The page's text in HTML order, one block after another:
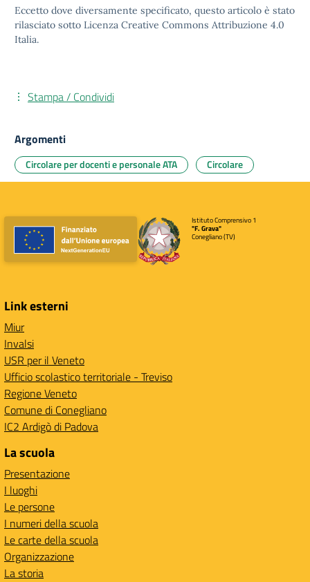
Eccetto dove diversamente specificato, questo articolo è stato
rilasciato sotto Licenza Creative Commons Attribuzione 4.0
Italia.
Stampa / Condividi
Argomenti
Circolare per docenti e personale ATA Circolare
Istituto Comprensivo 1
"F. Grava"
Conegliano (TV)
Link esterni
Miur
Invalsi
USR per il Veneto
Ufficio scolastico territoriale - Treviso
Regione Veneto
Comune di Conegliano
IC2 Ardigò di Padova
La scuola
Presentazione
I luoghi
Le persone
I numeri della scuola
Le carte della scuola
Organizzazione
La storia